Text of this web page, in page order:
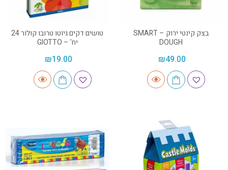
בצק קינטי ירוק – SMART
DOUGH
₪49.00
טושים דקים גיוטו טרובו קולור 24
יח' – GIOTTO
₪19.00